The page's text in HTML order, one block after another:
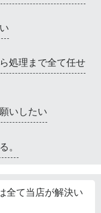
処理まで全て任せ
いしたい
。
全て当店が解決い